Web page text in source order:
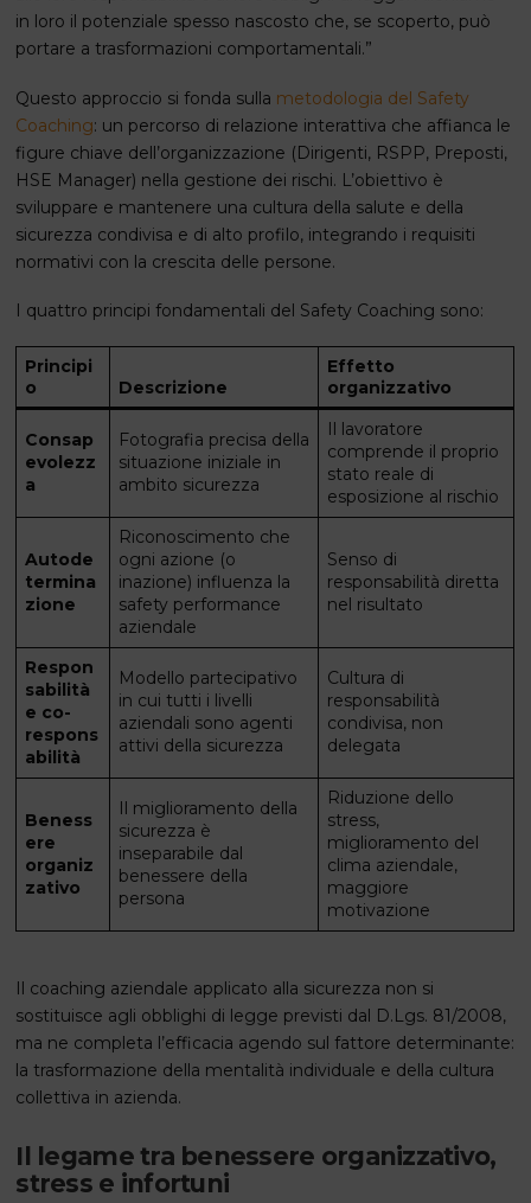
in loro il potenziale spesso nascosto che, se scoperto, può
portare a trasformazioni comportamentali.”
Questo approccio si fonda sulla metodologia del Safety
Coaching: un percorso di relazione interattiva che affianca le
figure chiave dell’organizzazione (Dirigenti, RSPP, Preposti,
HSE Manager) nella gestione dei rischi. L’obiettivo è
sviluppare e mantenere una cultura della salute e della
sicurezza condivisa e di alto profilo, integrando i requisiti
normativi con la crescita delle persone.
I quattro principi fondamentali del Safety Coaching sono:
Principi
o
Descrizione
Effetto
organizzativo
Consap
evolezz
a
Fotografia precisa della
situazione iniziale in
ambito sicurezza
Il lavoratore
comprende il proprio
stato reale di
esposizione al rischio
Autode
termina
zione
Riconoscimento che
ogni azione (o
inazione) influenza la
safety performance
aziendale
Senso di
responsabilità diretta
nel risultato
Respon
sabilità
e co-
respons
abilità
Modello partecipativo
in cui tutti i livelli
aziendali sono agenti
attivi della sicurezza
Cultura di
responsabilità
condivisa, non
delegata
Beness
ere
organiz
zativo
Il miglioramento della
sicurezza è
inseparabile dal
benessere della
persona
Riduzione dello
stress,
miglioramento del
clima aziendale,
maggiore
motivazione
Il coaching aziendale applicato alla sicurezza non si
sostituisce agli obblighi di legge previsti dal D.Lgs. 81/2008,
ma ne completa l’efficacia agendo sul fattore determinante:
la trasformazione della mentalità individuale e della cultura
collettiva in azienda.
Il legame tra benessere organizzativo,
stress e infortuni